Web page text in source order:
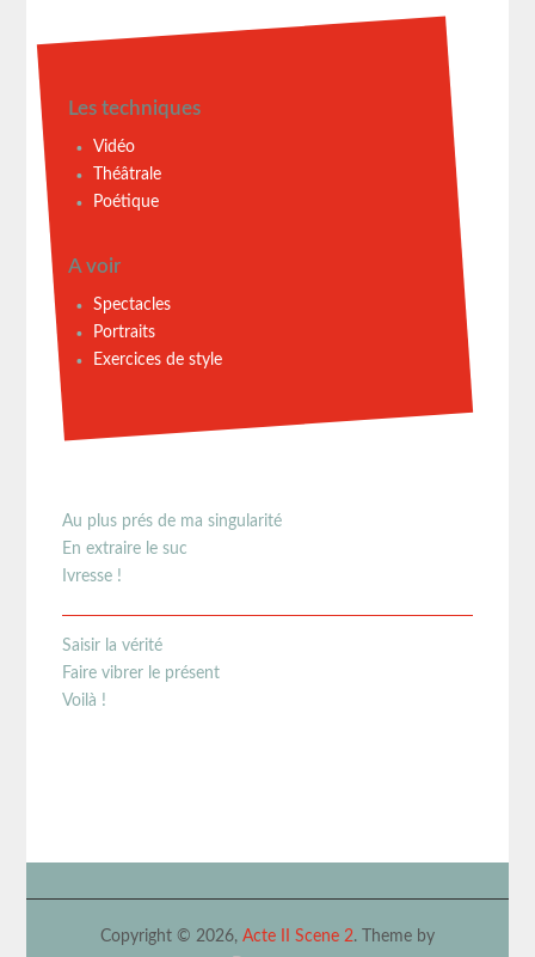
Les techniques
Vidéo
Théâtrale
Poétique
A voir
Spectacles
Portraits
Exercices de style
Au plus prés de ma singularité
En extraire le suc
Ivresse !
Saisir la vérité
Faire vibrer le présent
Voilà !
Copyright © 2026, Acte II Scene 2. Theme by